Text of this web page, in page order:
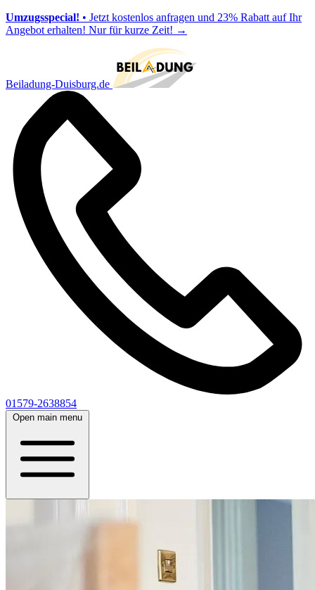
Umzugsspecial! • Jetzt kostenlos anfragen und 23% Rabatt auf Ihr
Angebot erhalten! Nur für kurze Zeit! →
Beiladung-Duisburg.de
01579-2638854
Open main menu